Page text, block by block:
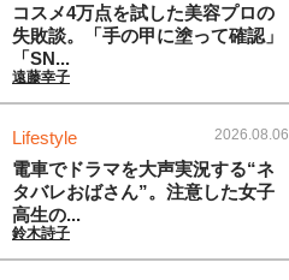
コスメ4万点を試した美容プロの
失敗談。「手の甲に塗って確認」
「SN...
遠藤幸子
Lifestyle 2026.08.06
電車でドラマを大声実況する“ネ
タバレおばさん”。注意した女子
高生の...
鈴木詩子